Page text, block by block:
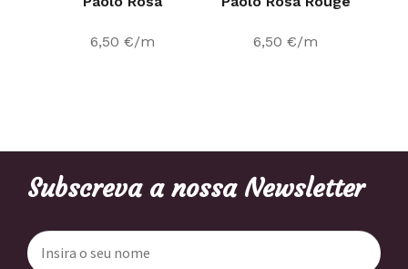
6,50 €/m 6,50 €/m
Subscreva a nossa Newsletter